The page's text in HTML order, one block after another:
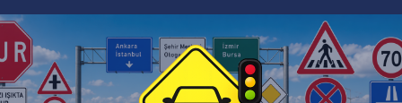
Skip
to
content